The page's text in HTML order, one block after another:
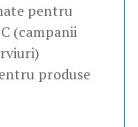
pentru
(campanii
produse